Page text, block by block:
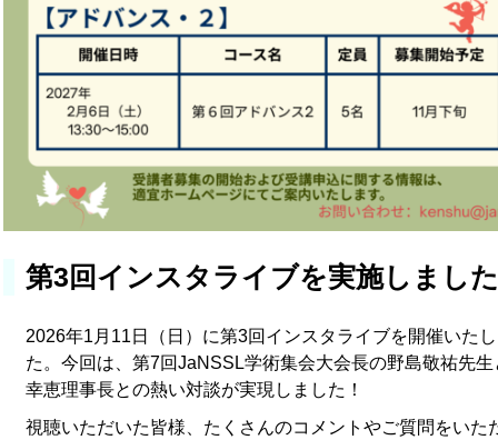
第3回インスタライブを実施しまし
2026年1月11日（日）に第3回インスタライブを開催いた
た。今回は、第7回JaNSSL学術集会大会長の野島敬祐先生
幸恵理事長との熱い対談が実現しました！
視聴いただいた皆様、たくさんのコメントやご質問をいた